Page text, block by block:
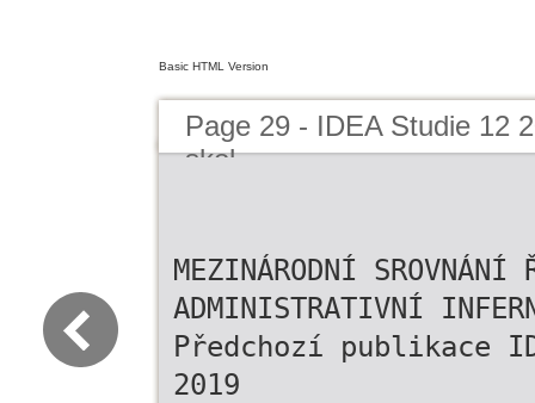
Basic HTML Version
Page 29 - IDEA Studie 12
skol
MEZINÁRODNÍ
ADMINISTRATIVNÍ
Předchozí publikace
2019